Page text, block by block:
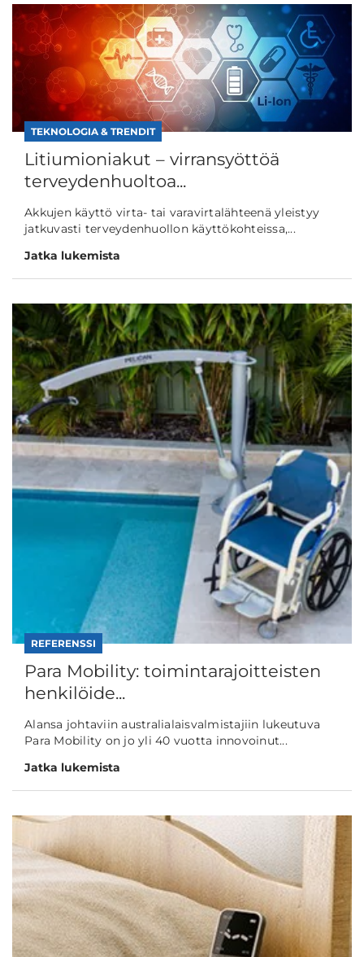
TEKNOLOGIA & TRENDIT
Litiumioniakut – virransyöttöä
terveydenhuoltoa...
Akkujen käyttö virta- tai varavirtalähteenä yleistyy
jatkuvasti terveydenhuollon käyttökohteissa,...
Jatka lukemista
REFERENSSI
Para Mobility: toimintarajoitteisten
henkilöide...
Alansa johtaviin australialaisvalmistajiin lukeutuva
Para Mobility on jo yli 40 vuotta innovoinut...
Jatka lukemista